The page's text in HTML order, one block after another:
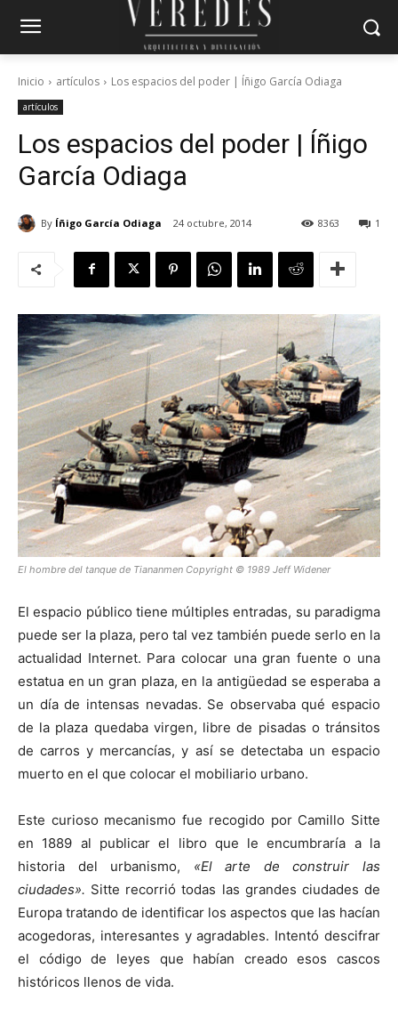
Inicio artículos Los espacios del poder | Íñigo García Odiaga
artículos
Los espacios del poder | Íñigo
García Odiaga
By Íñigo García Odiaga 24 octubre, 2014 1
8363
El hombre del tanque de Tiananmen Copyright © 1989 Jeff Widener
El espacio público tiene múltiples entradas, su paradigma
puede ser la plaza, pero tal vez también puede serlo en la
actualidad Internet. Para colocar una gran fuente o una
estatua en un gran plaza, en la antigüedad se esperaba a
un día de intensas nevadas. Se observaba qué espacio
de la plaza quedaba virgen, libre de pisadas o tránsitos
de carros y mercancías, y así se detectaba un espacio
muerto en el que colocar el mobiliario urbano.
Este curioso mecanismo fue recogido por Camillo Sitte
en 1889 al publicar el libro que le encumbraría a la
historia del urbanismo, «El arte de construir las
ciudades». Sitte recorrió todas las grandes ciudades de
Europa tratando de identificar los aspectos que las hacían
acogedoras, interesantes y agradables. Intentó descifrar
el código de leyes que habían creado esos cascos
históricos llenos de vida.